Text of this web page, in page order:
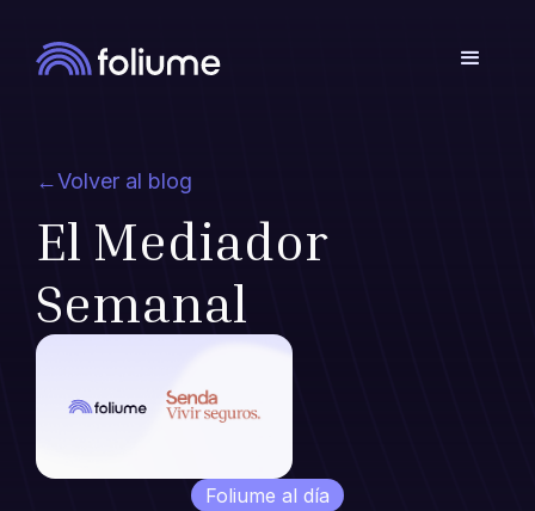
←Volver al blog
El Mediador
Semanal
Foliume al día